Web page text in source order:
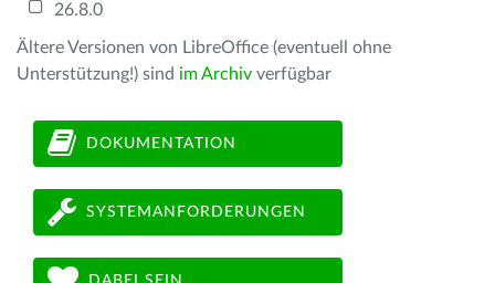
26.8.0
Ältere Versionen von LibreOffice (eventuell ohne
Unterstützung!) sind im Archiv verfügbar
DOKUMENTATION
SYSTEMANFORDERUNGEN